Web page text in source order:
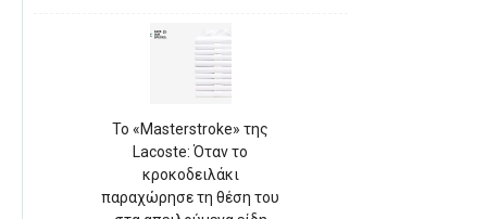
Το «Masterstroke» της
Lacoste: Όταν το
κροκοδειλάκι
παραχώρησε τη θέση του